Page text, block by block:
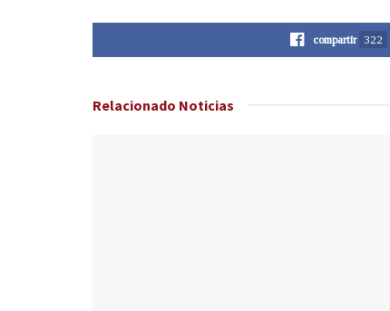
compartir 322
Relacionado Noticias